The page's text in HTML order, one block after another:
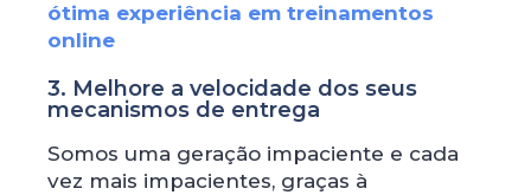
ótima experiência em treinamentos
online
3. Melhore a velocidade dos seus
mecanismos de entrega
Somos uma geração impaciente e cada
vez mais impacientes, graças à